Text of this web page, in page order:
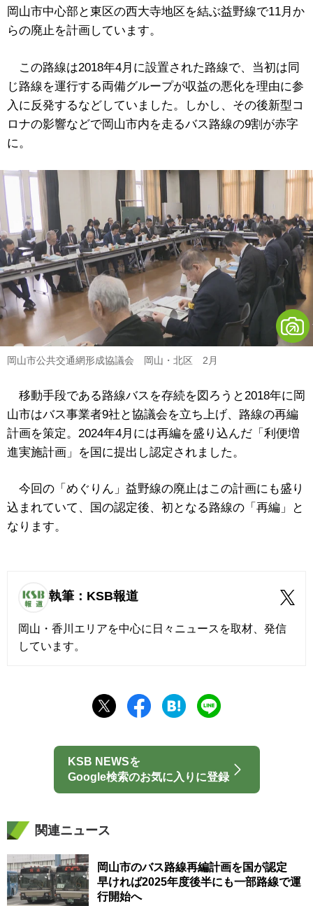
岡山市中心部と東区の西大寺地区を結ぶ益野線で11月か
らの廃止を計画しています。
この路線は2018年4月に設置された路線で、当初は同
じ路線を運行する両備グループが収益の悪化を理由に参
入に反発するなどしていました。しかし、その後新型コ
ロナの影響などで岡山市内を走るバス路線の9割が赤字
に。
岡山市公共交通網形成協議会 岡山・北区 2月
移動手段である路線バスを存続を図ろうと2018年に岡
山市はバス事業者9社と協議会を立ち上げ、路線の再編
計画を策定。2024年4月には再編を盛り込んだ「利便増
進実施計画」を国に提出し認定されました。
今回の「めぐりん」益野線の廃止はこの計画にも盛り
込まれていて、国の認定後、初となる路線の「再編」と
なります。
執筆：KSB報道
岡山・香川エリアを中心に日々ニュースを取材、発信
しています。
KSB NEWSを
Google検索のお気に入りに登録
関連ニュース
岡山市のバス路線再編計画を国が認定
早ければ2025年度後半にも一部路線で運
行開始へ